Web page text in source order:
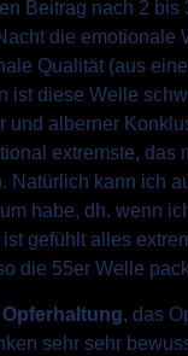
Beitrag nach 2
die
Qualität (aus
ist diese Welle
und alberner
extremste,
Natürlich kann ich
habe, dh. wenn
gefühlt alles
die 55er Welle
, das
sehr sehr